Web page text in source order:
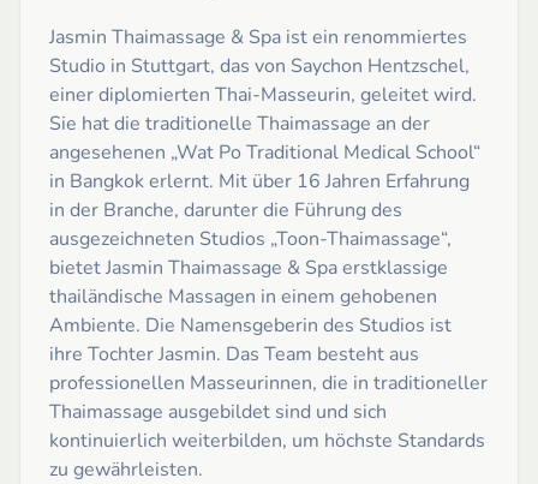
Jasmin Thaimassage & Spa ist ein renommiertes
Studio in Stuttgart, das von Saychon Hentzschel,
einer diplomierten Thai-Masseurin, geleitet wird.
Sie hat die traditionelle Thaimassage an der
angesehenen „Wat Po Traditional Medical School“
in Bangkok erlernt. Mit über 16 Jahren Erfahrung
in der Branche, darunter die Führung des
ausgezeichneten Studios „Toon-Thaimassage“,
bietet Jasmin Thaimassage & Spa erstklassige
thailändische Massagen in einem gehobenen
Ambiente. Die Namensgeberin des Studios ist
ihre Tochter Jasmin. Das Team besteht aus
professionellen Masseurinnen, die in traditioneller
Thaimassage ausgebildet sind und sich
kontinuierlich weiterbilden, um höchste Standards
zu gewährleisten.